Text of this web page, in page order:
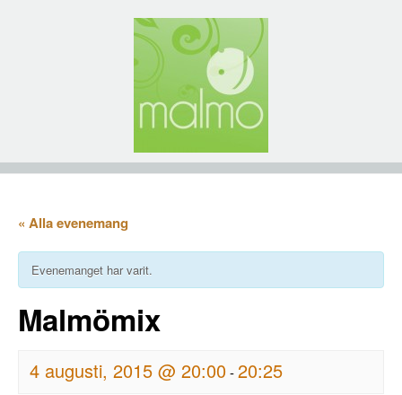
« Alla evenemang
Evenemanget har varit.
Malmömix
4 augusti, 2015 @ 20:00-20:25